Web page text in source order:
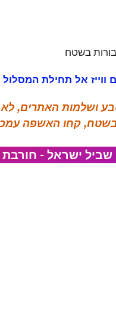
בשטח
ווייז אל תחילת
ושלמות האתרים,
קחו האשפה
שביל ישראל -